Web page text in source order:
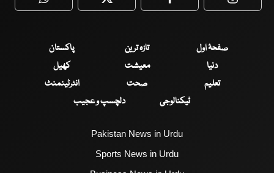
WhatsApp Twitter Facebook
صفحۂ اول تازہ ترین
پاکستان
دنیا
معیشت
کھیل
تعلیم
صحت
انٹرٹینمنٹ
ٹیکنالوجی
دلچسپ و عجیب
Pakistan News in Urdu
Sports News in Urdu